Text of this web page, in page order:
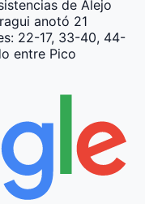
de Alejo
anotó 21
22-17, 33-40, 44-
entre Pico